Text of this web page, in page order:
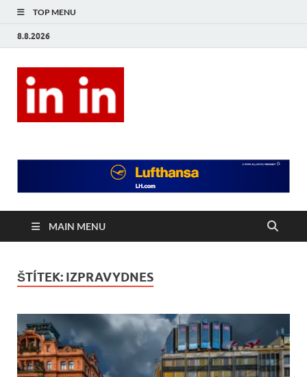
TOP MENU
8.8.2026
MAIN MENU
ŠTÍTEK: IZPRAVYDNES